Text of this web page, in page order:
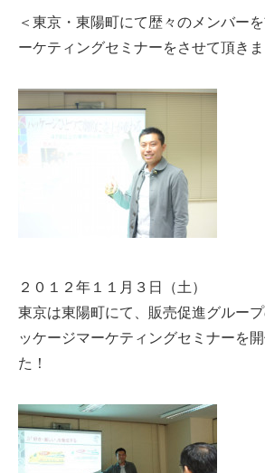
＜東京・東陽町にて歴々のメンバー
ーケティングセミナーをさせて頂き
２０１２年１１月３日（土）
東京は東陽町にて、販売促進グルー
ッケージマーケティングセミナーを
た！